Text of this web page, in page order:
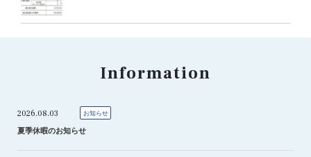
Information
2026.08.03 お知らせ
夏季休暇のお知らせ